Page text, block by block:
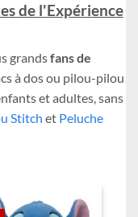
de l'Expérience
grandsfans de
à dos ou pilou-pilou
et adultes, sans
Stitch et Peluche